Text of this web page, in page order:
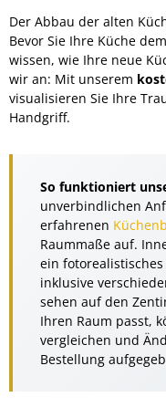
Der Abbau der alten
Bevor Sie Ihre Küche
wissen, wie Ihre neue
wir an: Mit unserem
visualisieren Sie Ihre
Handgriff.
So funktioniert
unverbindlichen
erfahrenen
Raummaße auf.
ein
inklusive
sehen auf den
Ihren Raum passt,
vergleichen und
Bestellung